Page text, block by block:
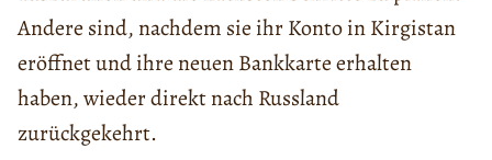
Andere sind, nachdem sie ihr Konto in Kirgistan
eröffnet und ihre neuen Bankkarte erhalten
haben, wieder direkt nach Russland
zurückgekehrt.